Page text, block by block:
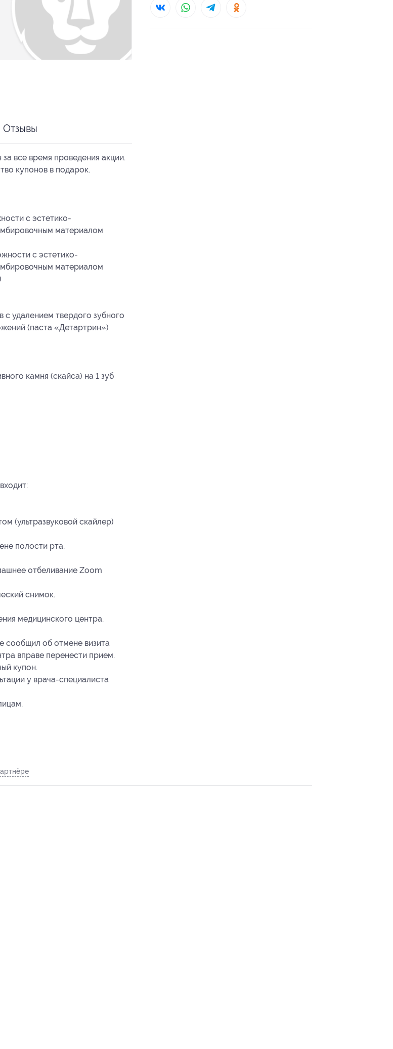
Отзывы
все время проведения акции.
купонов в подарок.
с эстетико-
материалом
с эстетико-
материалом
с удалением твердого зубного
(паста «Детартрин»)
камня (скайса) на 1 зуб
(ультразвуковой скайлер)
полости рта.
отбеливание Zoom
снимок.
медицинского центра.
сообщил об отмене визита
вправе перенести прием.
купон.
у врача-специалиста